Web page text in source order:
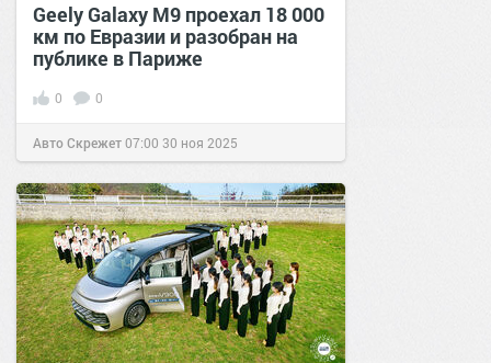
Geely Galaxy M9 проехал 18 000
км по Евразии и разобран на
публике в Париже
0 0
Авто Скрежет07:00 30 ноя 2025